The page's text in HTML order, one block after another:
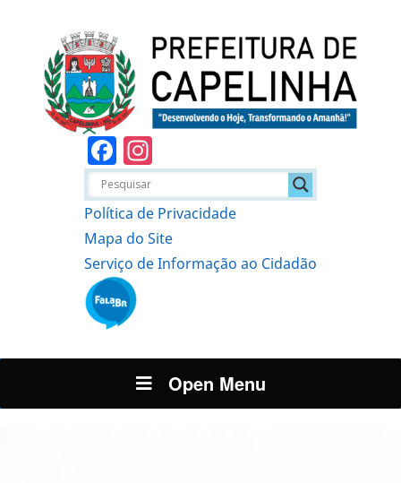
Facebook
Política de Privacidade
Mapa do Site
Serviço de Informação ao Cidadão
Open Menu